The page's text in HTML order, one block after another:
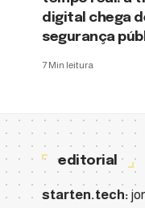
digital chega
segurança
7 Min leitura
editorial
starten.tech: